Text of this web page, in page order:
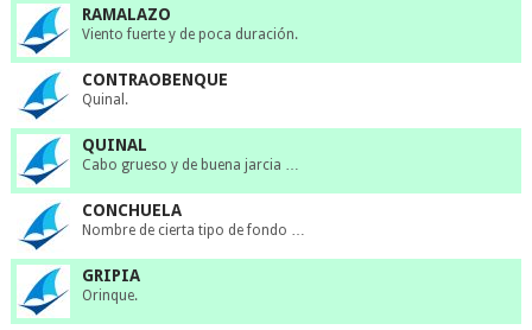
RAMALAZO
Viento fuerte y de poca duración.
CONTRAOBENQUE
Quinal.
QUINAL
Cabo grueso y de buena jarcia …
CONCHUELA
Nombre de cierta tipo de fondo …
GRIPIA
Orinque.